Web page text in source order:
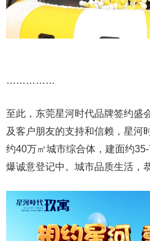
……………
至此，东莞星河时代品牌签约盛
及客户朋友的支持和信赖，星河
约40万㎡城市综合体，建面约
爆诚意登记中。城市品质生活，